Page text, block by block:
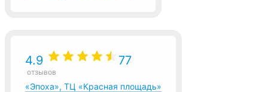
4.9 77
отзывов
«Эпоха», ТЦ «Красная площадь»